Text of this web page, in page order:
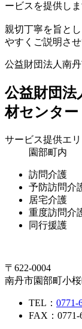
ービスを提供しま
親切丁寧を旨と
やすくご説明させ
公益財団法人南
公益財団
材センター
サービス提供エ
園部町内
訪問介護
予防訪問介
居宅介護
重度訪問介
同行援護
〒622-0004
南丹市園部町小
TEL： 0771-
FAX：0771-